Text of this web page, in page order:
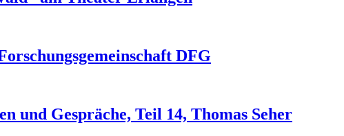
DFG
und Gespräche, Teil 14, Thomas Seher